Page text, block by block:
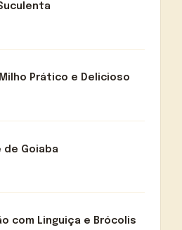
Prático e Delicioso
de Goiaba
com Linguiça e Brócolis